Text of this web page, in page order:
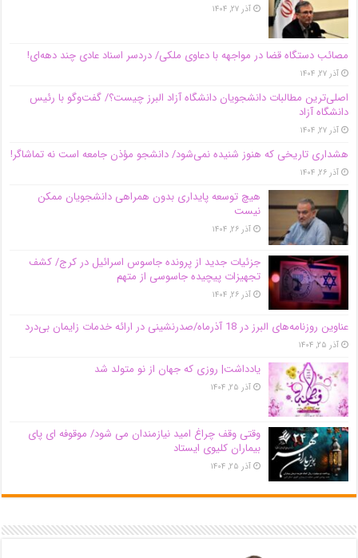
آذر ۲۷, ۱۴۰۴
مصائب دستگاه قضا در مواجهه با دعاوی ملکی/ دردسر اسناد عادی چند‌ دهه‌ای!
آذر ۲۷, ۱۴۰۴
اصلی‌ترین مطالبات دانشجویان دانشگاه آزاد البرز چیست؟/ گفت‌وگو با رئیس
دانشگاه آز‌اد
آذر ۲۷, ۱۴۰۴
هشداری تاریخی که هنوز شنیده نمی‌شود/ دانشجو مؤذن جامعه است نه تماشاگر!
آذر ۲۶, ۱۴۰۴
هیچ توسعه پایداری بدون همراهی دانشجویان ممکن
نیست
آذر ۲۶, ۱۴۰۴
جزئیات جدید از پرونده جاسوس اسرائیل در کرج/‌ کشف
تجهیزات پیچیده جاسوسی از متهم
آذر ۲۶, ۱۴۰۴
عناوین روزنامه‌های البرز در ‌18 آذرماه/صدرنشینی در ارائه خدمات زایمان بی‌درد
آذر ۲۵, ۱۴۰۴
یادداشت| روزی که جهان از نو متولد شد
آذر ۲۵, ۱۴۰۴
وقتی وقف چراغ امید نیازمندان می شود/ موقوفه ای پای
بیماران کلیوی ایستاد
آذر ۲۵, ۱۴۰۴